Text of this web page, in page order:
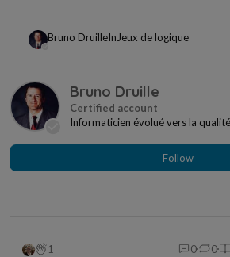
Bruno DruilleIn Jeux de logique
Bruno Druille
Informaticien évolué vers la
Follow
1 0 0